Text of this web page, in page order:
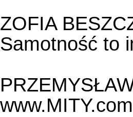
ZOFIA
Samotność to